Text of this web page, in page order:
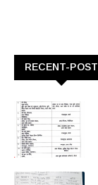
RECENT-POST